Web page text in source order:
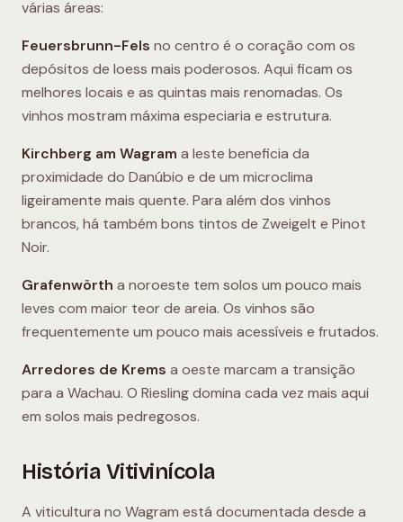
várias áreas:
Feuersbrunn-Fels no centro é o coração com os
depósitos de loess mais poderosos. Aqui ficam os
melhores locais e as quintas mais renomadas. Os
vinhos mostram máxima especiaria e estrutura.
Kirchberg am Wagram a leste beneficia da
proximidade do Danúbio e de um microclima
ligeiramente mais quente. Para além dos vinhos
brancos, há também bons tintos de Zweigelt e Pinot
Noir.
Grafenwörth a noroeste tem solos um pouco mais
leves com maior teor de areia. Os vinhos são
frequentemente um pouco mais acessíveis e frutados.
Arredores de Krems a oeste marcam a transição
para a Wachau. O Riesling domina cada vez mais aqui
em solos mais pedregosos.
História Vitivinícola
A viticultura no Wagram está documentada desde a